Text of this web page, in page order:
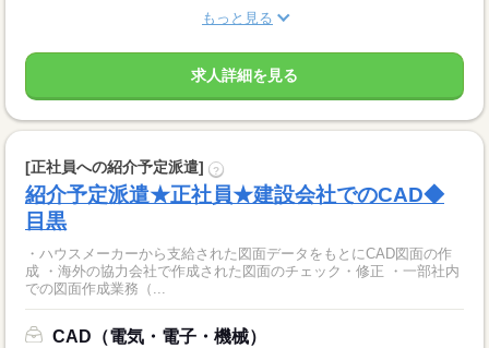
もっと見る
求人詳細を見る
[正社員への紹介予定派遣] ?
紹介予定派遣★正社員★建設会社でのCAD◆
目黒
・ハウスメーカーから支給された図面データをもとにCAD図面の作
成 ・海外の協力会社で作成された図面のチェック・修正 ・一部社内
での図面作成業務（...
CAD（電気・電子・機械）